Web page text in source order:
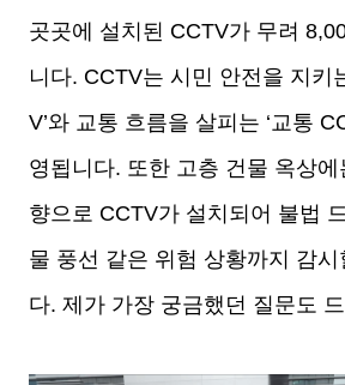
곳곳에 설치된 CCTV가 무려
니다. CCTV는 시민 안전을 지키
V’와 교통 흐름을 살피는 ‘교통
영됩니다. 또한 고층 건물 옥상에
향으로 CCTV가 설치되어 불법
물 풍선 같은 위험 상황까지 감시
다. 제가 가장 궁금했던 질문도